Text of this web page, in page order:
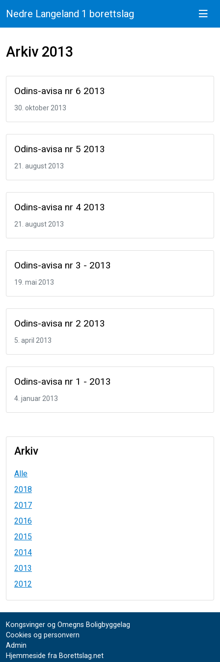
Nedre Langeland 1 borettslag
Arkiv 2013
Odins-avisa nr 6 2013
30. oktober 2013
Odins-avisa nr 5 2013
21. august 2013
Odins-avisa nr 4 2013
21. august 2013
Odins-avisa nr 3 - 2013
19. mai 2013
Odins-avisa nr 2 2013
5. april 2013
Odins-avisa nr 1 - 2013
4. januar 2013
Arkiv
Alle
2018
2017
2016
2015
2014
2013
2012
Kongsvinger og Omegns Boligbyggelag
Cookies og personvern
Admin
Hjemmeside fra Borettslag.net